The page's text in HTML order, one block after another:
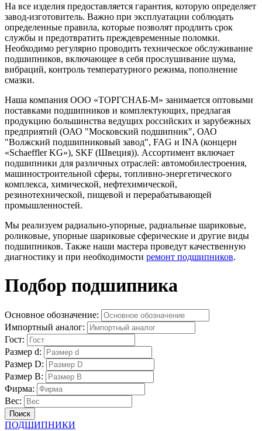
На все изделия предоставляется гарантия, которую определяет
завод-изготовитель. Важно при эксплуатации соблюдать
определенные правила, которые позволят продлить срок
службы и предотвратить преждевременные поломки.
Необходимо регулярно проводить техническое обслуживание
подшипников, включающее в себя прослушивание шума,
вибраций, контроль температурного режима, пополнение
смазки.
Наша компания ООО «ТОРГСНАБ-М» занимается оптовыми
поставками подшипников и комплектующих, предлагая
продукцию большинства ведущих российских и зарубежных
предприятий (ОАО "Московский подшипник", ОАО
"Волжский подшипниковый завод", FAG и INA (концерн
«Schaeffler KG»), SKF (Швеция)). Ассортимент включает
подшипники для различных отраслей: автомобилестроения,
машиностроительной сферы, топливно-энергетического
комплекса, химической, нефтехимической,
резинотехнической, пищевой и перерабатывающей
промышленностей.
Мы реализуем радиально-упорные, радиальные шариковые,
роликовые, упорные шариковые сферические и другие виды
подшипников. Также наши мастера проведут качественную
диагностику и при необходимости ремонт подшипников.
Подбор подшипника
Основное обозначение:
Импортный аналог:
Гост:
Размер d:
Размер D:
Размер B:
Фирма:
Вес:
Поиск
ПОДШИПНИКИ